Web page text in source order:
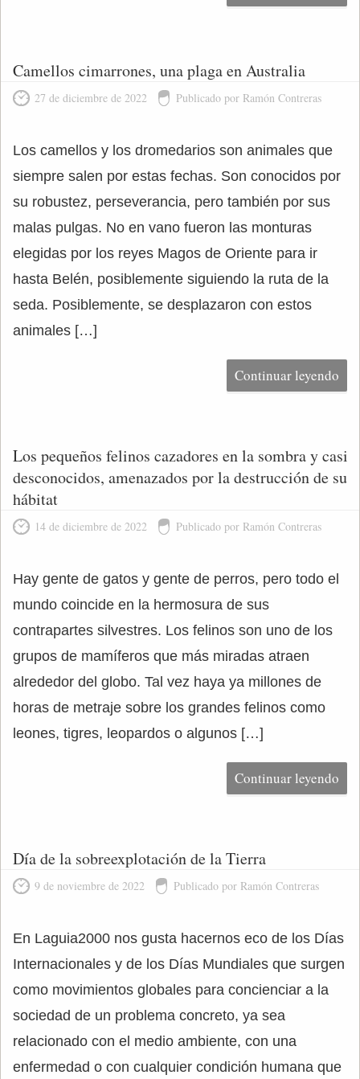
Camellos cimarrones, una plaga en Australia
27 de diciembre de 2022 Publicado por Ramón Contreras
Los camellos y los dromedarios son animales que
siempre salen por estas fechas. Son conocidos por
su robustez, perseverancia, pero también por sus
malas pulgas. No en vano fueron las monturas
elegidas por los reyes Magos de Oriente para ir
hasta Belén, posiblemente siguiendo la ruta de la
seda. Posiblemente, se desplazaron con estos
animales […]
Continuar leyendo
Los pequeños felinos cazadores en la sombra y casi
desconocidos, amenazados por la destrucción de su
hábitat
14 de diciembre de 2022 Publicado por Ramón Contreras
Hay gente de gatos y gente de perros, pero todo el
mundo coincide en la hermosura de sus
contrapartes silvestres. Los felinos son uno de los
grupos de mamíferos que más miradas atraen
alrededor del globo. Tal vez haya ya millones de
horas de metraje sobre los grandes felinos como
leones, tigres, leopardos o algunos […]
Continuar leyendo
Día de la sobreexplotación de la Tierra
9 de noviembre de 2022 Publicado por Ramón Contreras
En Laguia2000 nos gusta hacernos eco de los Días
Internacionales y de los Días Mundiales que surgen
como movimientos globales para concienciar a la
sociedad de un problema concreto, ya sea
relacionado con el medio ambiente, con una
enfermedad o con cualquier condición humana que